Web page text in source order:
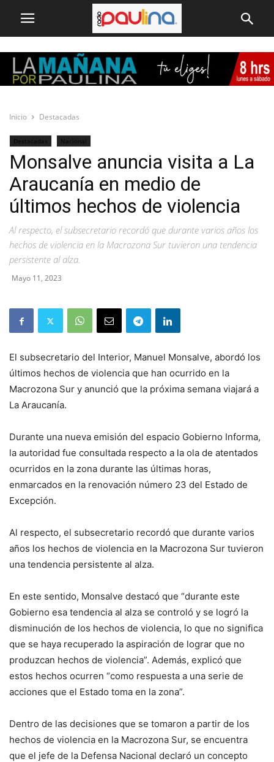
Inicio Destacadas
Destacadas Nacional
Monsalve anuncia visita a La
Araucanía en medio de
últimos hechos de violencia
Al respecto, el subsecretario recordó que durante varios años los
hechos de violencia en la Macrozona Sur tuvieron una tendencia
persistente al alza.
Mayo 11, 2023
El subsecretario del Interior, Manuel Monsalve, abordó los
últimos hechos de violencia que han ocurrido en la
Macrozona Sur y anunció que la próxima semana viajará a
La Araucanía.
Durante una nueva emisión del espacio Gobierno Informa,
la autoridad fue consultada respecto a la ola de atentados
ocurridos en la zona durante las últimas horas,
enmarcados en la renovación número 23 del Estado de
Excepción.
Al respecto, el subsecretario recordó que durante varios
años los hechos de violencia en la Macrozona Sur tuvieron
una tendencia persistente al alza.
En este sentido, Monsalve destacó que “durante este
Gobierno esa tendencia al alza se controló y se logró la
disminución de los hechos de violencia, lo que no significa
que se haya recuperado la aspiración de lograr que no
produzcan hechos de violencia”. Además, explicó que
estos hechos ocurren “como respuesta a una serie de
acciones que el Estado toma en la zona”.
Dentro de las decisiones que se tomaron a partir de los
hechos de violencia en la Macrozona Sur, se encuentra
que el jefe de la Defensa Nacional declaró un concepto